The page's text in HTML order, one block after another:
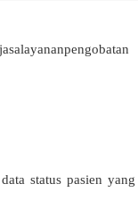
status pasien